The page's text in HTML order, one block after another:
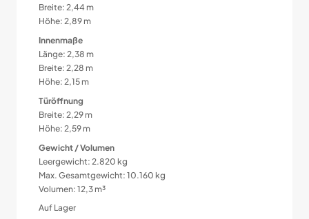
Breite: 2,44 m
Höhe: 2,89 m
Innenmaße
Länge: 2,38 m
Breite: 2,28 m
Höhe: 2,15 m
Türöffnung
Breite: 2,29 m
Höhe: 2,59 m
Gewicht / Volumen
Leergewicht: 2.820 kg
Max. Gesamtgewicht: 10.160 kg
Volumen: 12,3 m³
Auf Lager